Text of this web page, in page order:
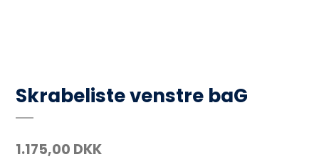
Skrabeliste venstre baG
1.175,00 DKK